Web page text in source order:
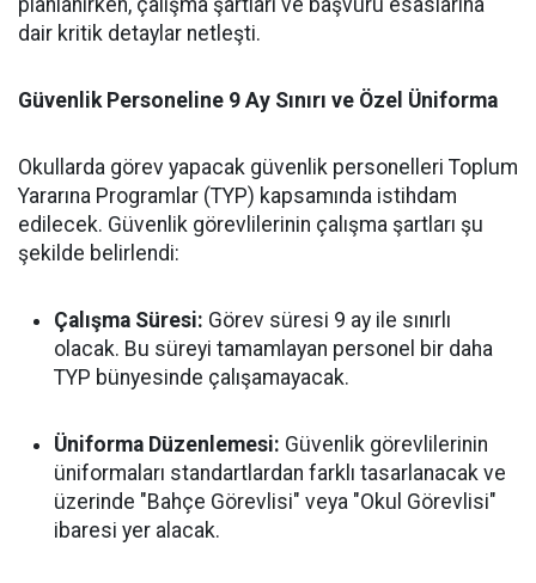
planlanırken, çalışma şartları ve başvuru esaslarına
dair kritik detaylar netleşti.
Güvenlik Personeline 9 Ay Sınırı ve Özel Üniforma
Okullarda görev yapacak güvenlik personelleri Toplum
Yararına Programlar (TYP) kapsamında istihdam
edilecek. Güvenlik görevlilerinin çalışma şartları şu
şekilde belirlendi:
Çalışma Süresi: Görev süresi 9 ay ile sınırlı
olacak. Bu süreyi tamamlayan personel bir daha
TYP bünyesinde çalışamayacak.
Üniforma Düzenlemesi: Güvenlik görevlilerinin
üniformaları standartlardan farklı tasarlanacak ve
üzerinde "Bahçe Görevlisi" veya "Okul Görevlisi"
ibaresi yer alacak.